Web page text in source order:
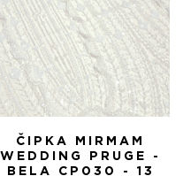
ČIPKA MIRMAM
WEDDING PRUGE -
BELA CP030 - 13